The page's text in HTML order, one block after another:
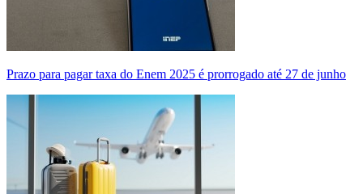
Prazo para pagar taxa do Enem 2025 é prorrogado até 27 de junho